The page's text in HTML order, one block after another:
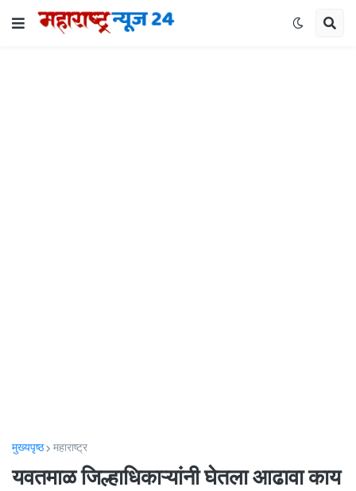
मुख्यपृष्ठ महाराष्ट्र
यवतमाळ जिल्हाधिकाऱ्यांनी घेतला आढावा काय